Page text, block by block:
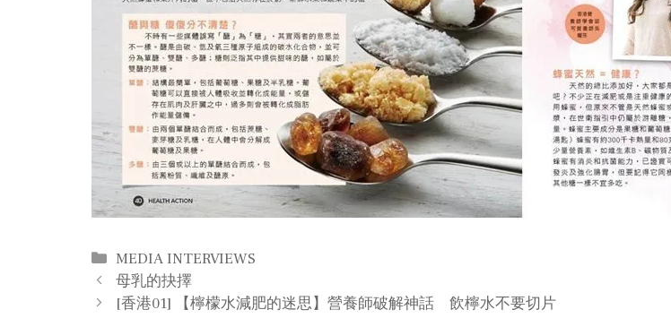
Categories
MEDIA INTERVIEWS
Post
navigation
母乳的抉擇
[香港01] 【檸檬水減肥的迷思】營養師破解神話 飲檸水不要切片